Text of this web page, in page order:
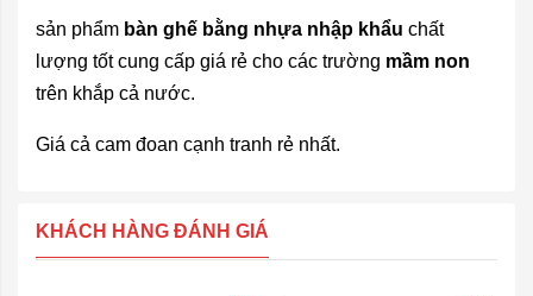
sản phẩm bàn ghế bằng nhựa nhập khẩu chất
lượng tốt cung cấp giá rẻ cho các trường mầm non
trên khắp cả nước.
Giá cả cam đoan cạnh tranh rẻ nhất.
KHÁCH HÀNG ĐÁNH GIÁ